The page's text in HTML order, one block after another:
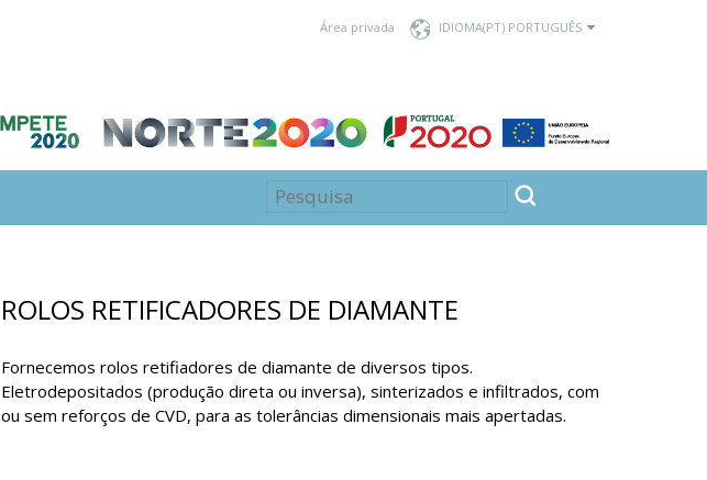
Área privada IDIOMA
ROLOS RETIFICADORES DE DIAMANTE
Fornecemos rolos retifiadores de diamante de diversos tipos.
Eletrodepositados (produção direta ou inversa), sinterizados e infiltrados, com
ou sem reforços de CVD, para as tolerâncias dimensionais mais apertadas.